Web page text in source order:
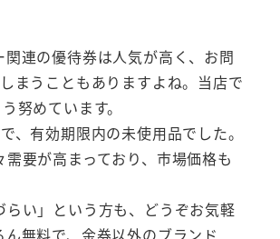
連の優待券は人気が高く、お問
まうこともありますよね。当店で
努めています。
有効期限内の未使用品でした。
要が高まっており、市場価格も
い」という方も、どうぞお気軽